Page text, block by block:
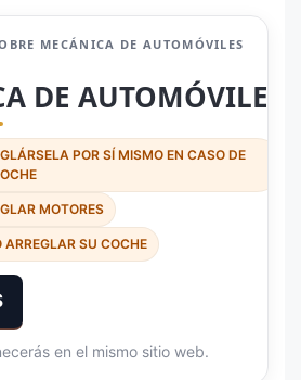
MECÁNICA DE AUTOMÓVILES
DE AUTOMÓVILES
POR SÍ MISMO EN CASO DE
MOTORES
SU COCHE
en el mismo sitio web.